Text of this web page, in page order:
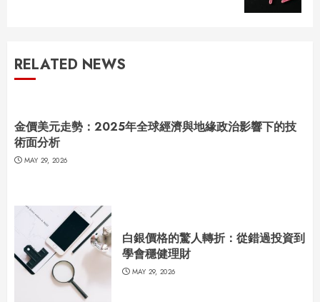
RELATED NEWS
金價美元走勢：2025年全球經濟與地緣政治影響下的技
術面分析
MAY 29, 2026
白銀價格的驚人轉折：從錯過投資到
學會穩健理財
MAY 29, 2026